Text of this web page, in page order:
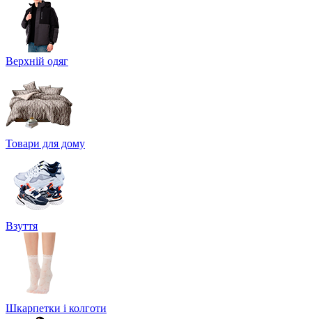
Верхній одяг
Товари для дому
Взуття
Шкарпетки і колготи